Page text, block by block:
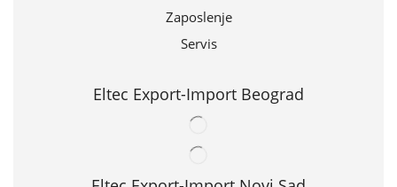
Zaposlenje
Servis
Eltec Export-Import Beograd